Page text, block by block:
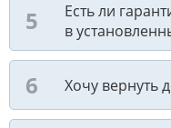
Есть ли
в
Хочу вернуть